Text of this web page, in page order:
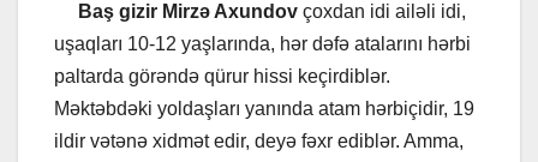
Baş gizir Mirzə Axundov çoxdan idi ailəli idi,
uşaqları 10-12 yaşlarında, hər dəfə atalarını hərbi
paltarda görəndə qürur hissi keçirdiblər.
Məktəbdəki yoldaşları yanında atam hərbiçidir, 19
ildir vətənə xidmət edir, deyə fəxr ediblər. Amma,